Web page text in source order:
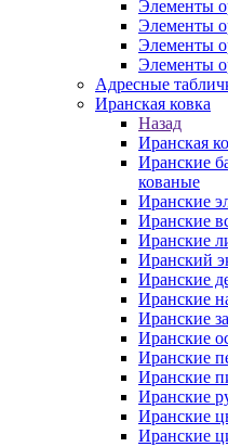
Элементы
Элементы
Элементы
Элементы
Адресные
Иранская ковка
Назад
Иранская
Иранские
кованые
Иранские
Иранские
Иранские
Иранский
Иранские
Иранские
Иранские
Иранские
Иранские
Иранские
Иранские
Иранские
Иранские